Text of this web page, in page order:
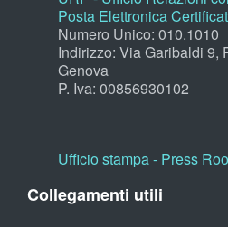
Posta Elettronica
Numero Unico: 010.1010
Indirizzo: Via Garibaldi 9,
Genova
P. Iva: 00856930102
Ufficio stampa - Press
Collegamenti utili